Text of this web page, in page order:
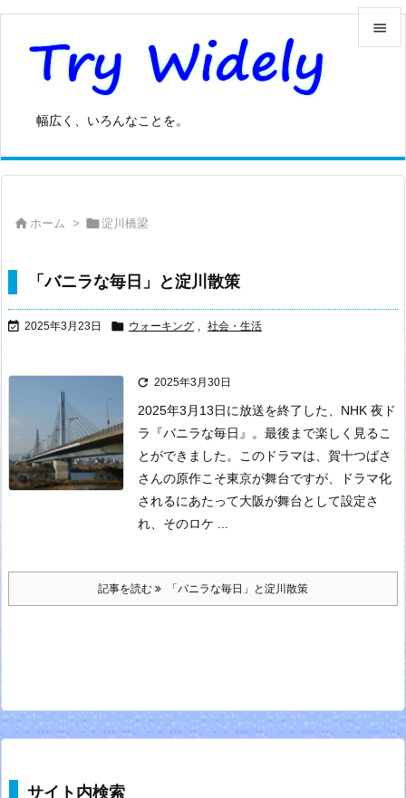
幅広く、いろんなことを。


前へ
 ホーム > 淀川橋梁
「バニラな毎日」と淀川散策
 2025年3月23日  ウォーキング , 社会・生活
 2025年3月30日
2025年3月13日に放送を終了した、NHK 夜ド
ラ『バニラな毎日』。最後まで楽しく見るこ
とができました。
このドラマは、賀十つばさ
さんの原作こそ東京が舞台ですが、ドラマ化
されるにあたって大阪が舞台として設定さ
れ、そのロケ ...
記事を読む 「バニラな毎日」と淀川散策
サイト内検索